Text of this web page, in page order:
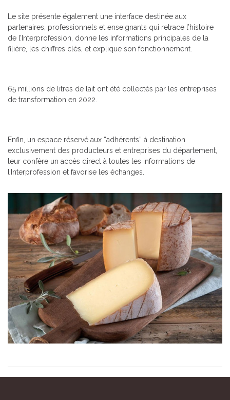
Le site présente également une interface destinée aux
partenaires, professionnels et enseignants qui retrace l’histoire
de l’Interprofession, donne les informations principales de la
filière, les chiffres clés, et explique son fonctionnement.
65 millions de litres de lait ont été collectés par les entreprises
de transformation en 2022.
Enfin, un espace réservé aux “adhérents” à destination
exclusivement des producteurs et entreprises du département,
leur confère un accès direct à toutes les informations de
l’Interprofession et favorise les échanges.